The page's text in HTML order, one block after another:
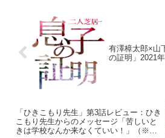
有澤樟太郎×山
の証明」2021
「ひきこもり先生」第3話レビュー：ひき
こもり先生からのメッセージ「苦しいと
きは学校なんか来なくていい！」（※ス